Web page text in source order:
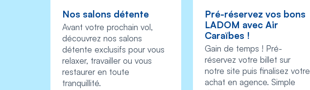
Nos salons détente
Avant votre prochain vol,
découvrez nos salons
détente exclusifs pour vous
relaxer, travailler ou vous
restaurer en toute
tranquillité.
Pré-réservez vos bons
LADOM avec Air
Caraïbes !
Gain de temps ! Pré-
réservez votre billet sur
notre site puis finalisez votre
achat en agence. Simple